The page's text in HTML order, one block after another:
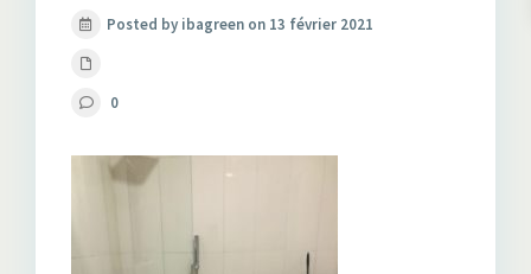
Posted by ibagreen on 13 février 2021
0